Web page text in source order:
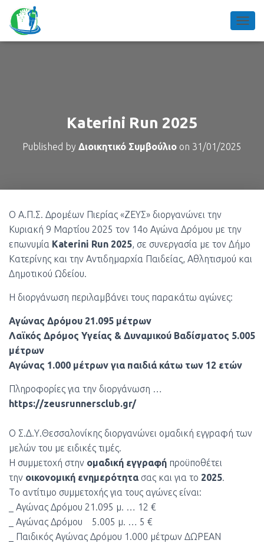
Katerini Run 2025
Published by Διοικητικό Συμβούλιο on 31/01/2025
Ο Α.Π.Σ. Δρομέων Πιερίας «ΖΕΥΣ» διοργανώνει την
Κυριακή 9 Μαρτίου 2025 τον 14ο Αγώνα Δρόμου με την
επωνυμία Katerini Run 2025, σε συνεργασία με τον Δήμο
Κατερίνης και την Αντιδημαρχία Παιδείας, Αθλητισμού και
Δημοτικού Ωδείου.
Η διοργάνωση περιλαμβάνει τους παρακάτω αγώνες:
Αγώνας Δρόμου 21.095 μέτρων
Λαϊκός Δρόμος Υγείας & Δυναμικού Βαδίσματος 5.005
μέτρων
Αγώνας 1.000 μέτρων για παιδιά κάτω των 12 ετών
Πληροφορίες για την διοργάνωση …
https://zeusrunnersclub.gr/
Ο Σ.Δ.Υ.Θεσσαλονίκης διοργανώνει ομαδική εγγραφή των
μελών του με ειδικές τιμές.
Η συμμετοχή στην ομαδική εγγραφή προϋποθέτει
την οικονομική ενημερότητασας και για το 2025.
Tο αντίτιμο συμμετοχής για τους αγώνες είναι:
_ Αγώνας Δρόμου 21.095 μ. … 12 €
_ Αγώνας Δρόμου 5.005 μ. … 5 €
_ Παιδικός Αγώνας Δρόμου 1.000 μέτρων ΔΩΡΕΑΝ